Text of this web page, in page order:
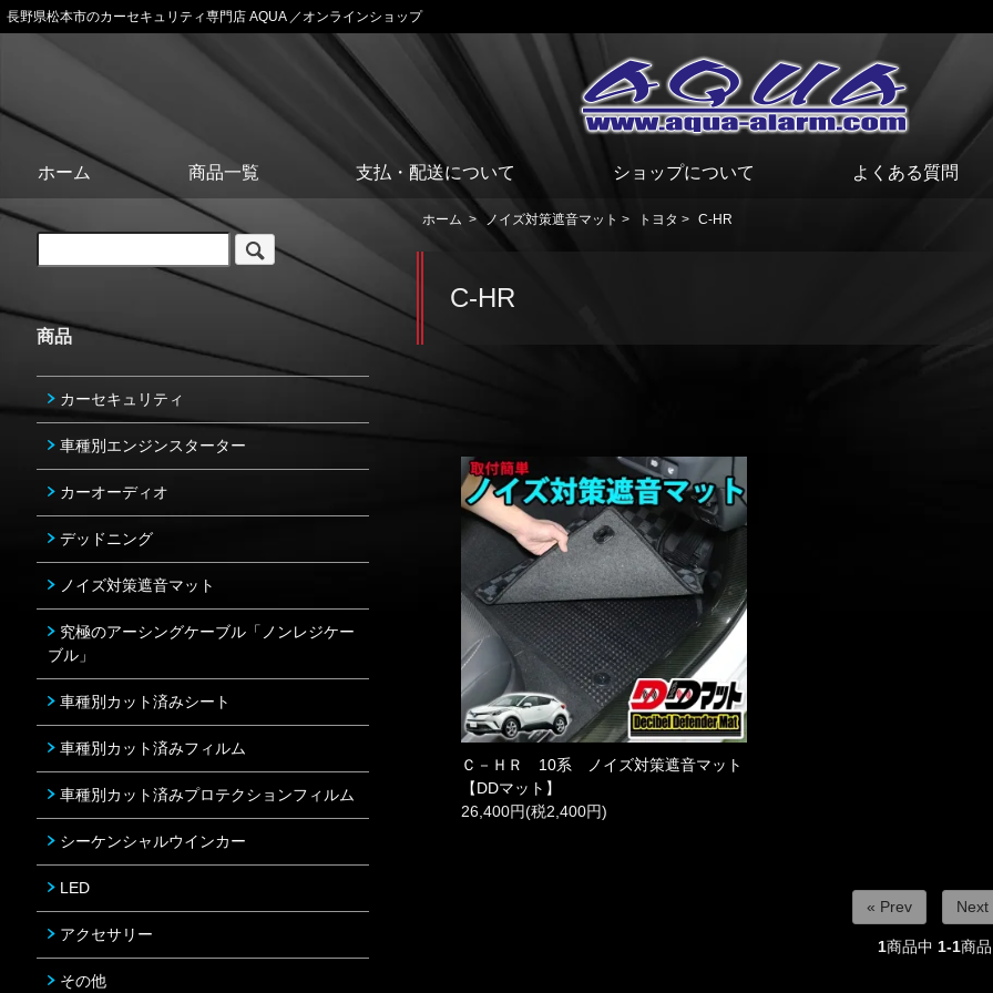
長野県松本市のカーセキュリティ専門店 AQUA ／オンラインショップ
ホーム 商品一覧 支払・配送について ショップについて よくある質問
ホーム > ノイズ対策遮音マット > トヨタ > C-HR
C-HR
Ｃ－ＨＲ 10系 ノイズ対策遮音マット
【DDマット】
26,400円(税2,400円)
« Prev Next
1商品中 1-1商品
商品
カーセキュリティ
車種別エンジンスターター
カーオーディオ
デッドニング
ノイズ対策遮音マット
究極のアーシングケーブル「ノンレジケー
ブル」
車種別カット済みシート
車種別カット済みフィルム
車種別カット済みプロテクションフィルム
シーケンシャルウインカー
LED
アクセサリー
その他